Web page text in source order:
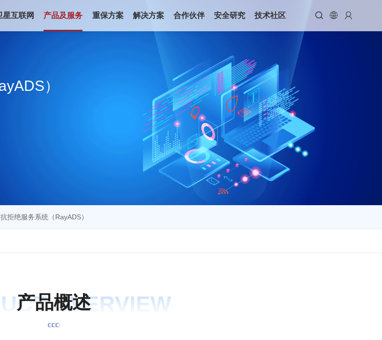
星互联网 产品及服务 重保方案 解决方案 合作伙伴 安全研究 技术社区   
yADS）
拒绝服务系统（RayADS）
OVERVIEW
产品概述